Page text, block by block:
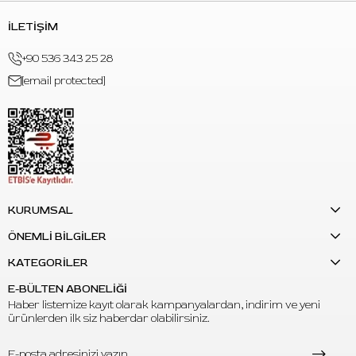
S: Portre ve realizm dövmelerde kullanılabilir mi?
C: Evet. Portre, realizm, dark art ve black and grey dövme
S: Ürün kaç ml’dir?
İLETİŞİM
+90 536 343 25 28
[email protected]
KURUMSAL
ÖNEMLİ BİLGİLER
KATEGORİLER
E-BÜLTEN ABONELİĞİ
Haber listemize kayıt olarak kampanyalardan, indirim ve yeni
ürünlerden ilk siz haberdar olabilirsiniz.